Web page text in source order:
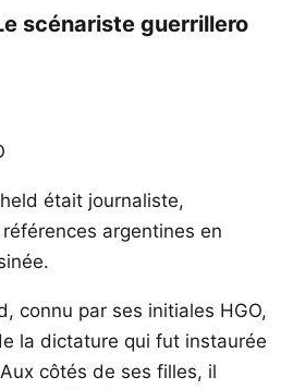
scénariste guerrillero
était journaliste,
argentines en
connu par ses initiales HGO,
la dictature qui fut instaurée
côtés de ses filles, il